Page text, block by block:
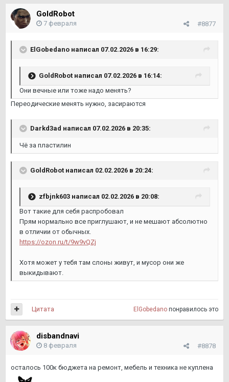
GoldRobot
#8877
7 февраля
ElGobedano написал 07.02.2026 в 16:29:
GoldRobot написал 07.02.2026 в 16:14:
Они вечные или тоже надо менять?
Переодические менять нужно, засираются
Darkd3ad написал 07.02.2026 в 20:35:
Чё за пластилин
GoldRobot написал 02.02.2026 в 20:24:
zfbjnk603 написал 02.02.2026 в 20:08:
Вот такие для себя распробовал
Прям нормально все приглушают, и не мешают абсолютно
в отличии от обычных.
https://ozon.ru/t/9w9vQZj
Хотя может у тебя там слоны живут, и мусор они же
выкидывают.
ElGobedano понравилось это
Цитата
disbandnavi
#8878
8 февраля
осталось 100к бюджета на ремонт, мебель и техника не куплена